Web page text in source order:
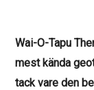
Wai-O-Tapu
mest kända
tack vare den